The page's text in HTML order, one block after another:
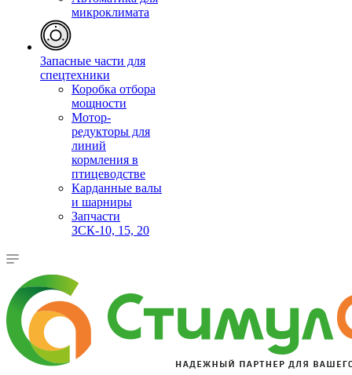
микроклимата
Запасные части для
спецтехники
Коробка отбора
мощности
Мотор-
редукторы для
линий
кормления в
птицеводстве
Карданные валы
и шарниры
Запчасти
ЗСК-10, 15, 20